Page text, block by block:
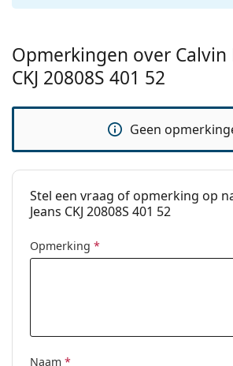
Merk:
Calvin Klein
Functie:
Fashion
Code:
CKJ20808S
Opmerkingen over Calvin
CKJ 20808S 401 52
Geen
Stel een vraag of opmerking op
Jeans CKJ 20808S 401 52
Opmerking *
Naam *